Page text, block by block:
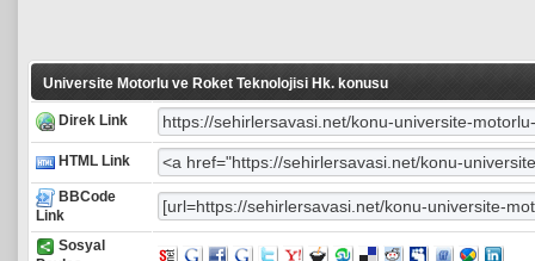
Universite Motorlu ve Roket Teknolojisi Hk. konusu
Direk Link
HTML Link
BBCode
Link
Sosyal